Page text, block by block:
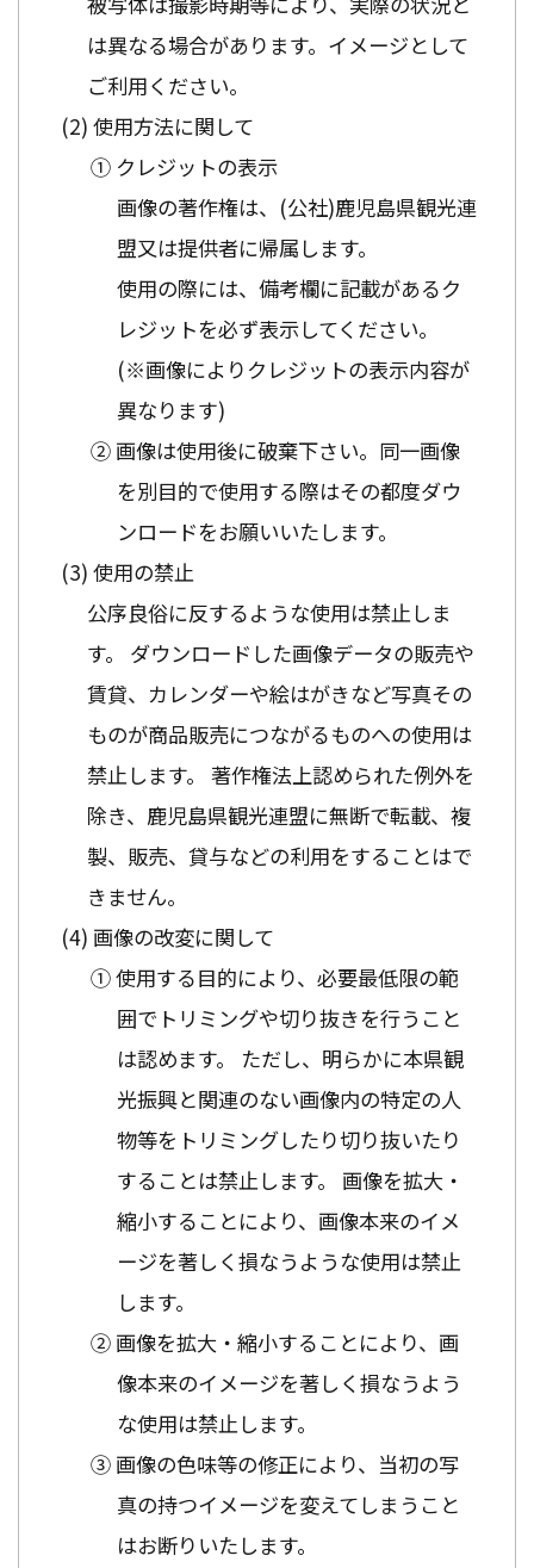
は異なる場合があります。イメージとして
ご利用ください。
使用方法に関して
① クレジットの表示
画像の著作権は、(公社)鹿児島県観光連
盟又は提供者に帰属します。
使用の際には、備考欄に記載があるク
レジットを必ず表示してください。
(※画像によりクレジットの表示内容が
異なります)
② 画像は使用後に破棄下さい。同一画像
を別目的で使用する際はその都度ダウ
ンロードをお願いいたします。
使用の禁止
公序良俗に反するような使用は禁止しま
す。 ダウンロードした画像データの販売や
賃貸、カレンダーや絵はがきなど写真その
ものが商品販売につながるものへの使用は
禁止します。 著作権法上認められた例外を
除き、鹿児島県観光連盟に無断で転載、複
製、販売、貸与などの利用をすることはで
きません。
画像の改変に関して
① 使用する目的により、必要最低限の範
囲でトリミングや切り抜きを行うこと
は認めます。 ただし、明らかに本県観
光振興と関連のない画像内の特定の人
物等をトリミングしたり切り抜いたり
することは禁止します。 画像を拡大・
縮小することにより、画像本来のイメ
ージを著しく損なうような使用は禁止
します。
② 画像を拡大・縮小することにより、画
像本来のイメージを著しく損なうよう
な使用は禁止します。
③ 画像の色味等の修正により、当初の写
真の持つイメージを変えてしまうこと
はお断りいたします。